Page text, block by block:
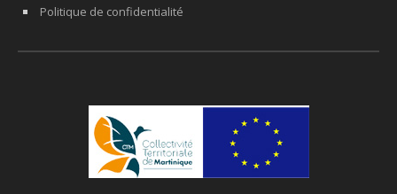
Politique de confidentialité